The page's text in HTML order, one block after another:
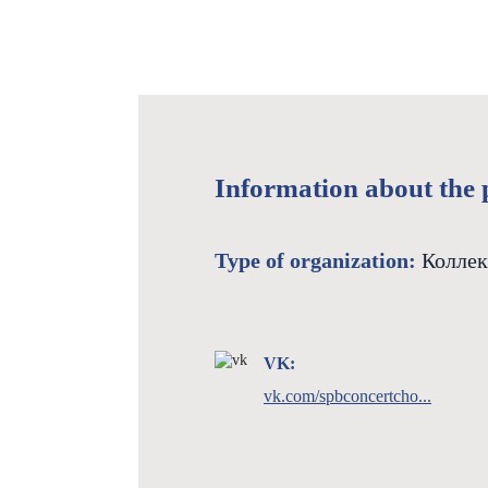
Information about the
Type of organization:
VK:
vk.com/spbconcertcho...